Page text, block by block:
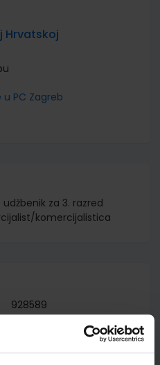
Hrvatskoj
PC Zagreb
udžbenik za 3. razred
komercijalistica
928589
ŠKOLSKA KNJIGA d.d.